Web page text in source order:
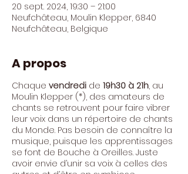
20 sept. 2024, 19:30 – 21:00
Neufchâteau, Moulin Klepper, 6840
Neufchâteau, Belgique
A propos
Chaque vendredi de 19h30 à 21h, au
Moulin Klepper (*), des amateurs de
chants se retrouvent pour faire vibrer
leur voix dans un répertoire de chants
du Monde. Pas besoin de connaître la
musique, puisque les apprentissages
se font de Bouche à Oreilles. Juste
avoir envie d’unir sa voix à celles des